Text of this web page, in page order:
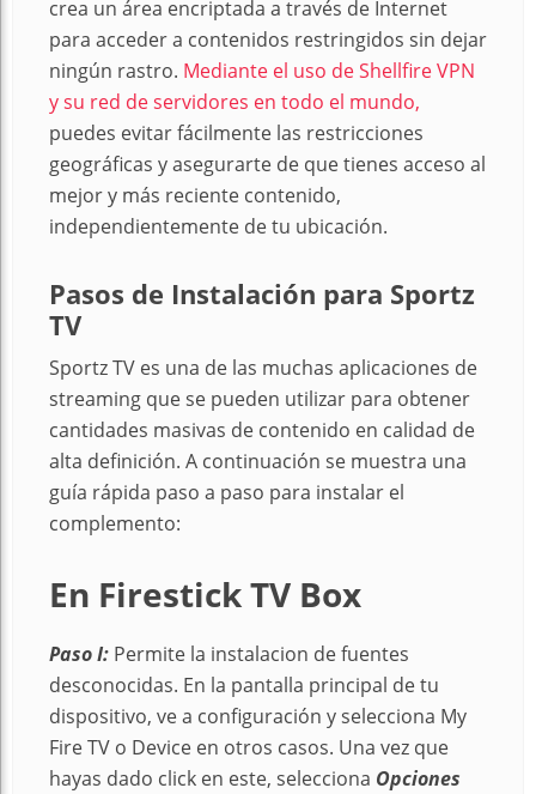
crea un área encriptada a través de Internet
para acceder a contenidos restringidos sin dejar
ningún rastro. Mediante el uso de Shellfire VPN
y su red de servidores en todo el mundo,
puedes evitar fácilmente las restricciones
geográficas y asegurarte de que tienes acceso al
mejor y más reciente contenido,
independientemente de tu ubicación.
Pasos de Instalación para Sportz
TV
Sportz TV es una de las muchas aplicaciones de
streaming que se pueden utilizar para obtener
cantidades masivas de contenido en calidad de
alta definición. A continuación se muestra una
guía rápida paso a paso para instalar el
complemento:
En Firestick TV Box
Paso I: Permite la instalacion de fuentes
desconocidas. En la pantalla principal de tu
dispositivo, ve a configuración y selecciona My
Fire TV o Device en otros casos. Una vez que
hayas dado click en este, selecciona Opciones